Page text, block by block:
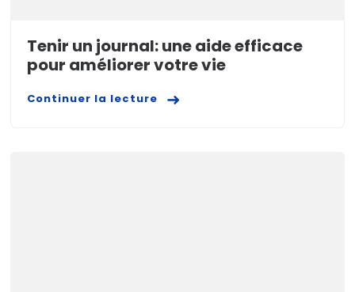
Tenir un journal: une aide efficace
pour améliorer votre vie
Continuer la lecture